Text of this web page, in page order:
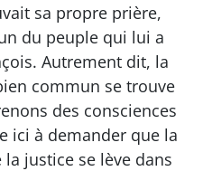
sa propre prière,
du peuple qui lui a
Autrement dit, la
commun se trouve
des consciences
ici à demander que la
justice se lève dans